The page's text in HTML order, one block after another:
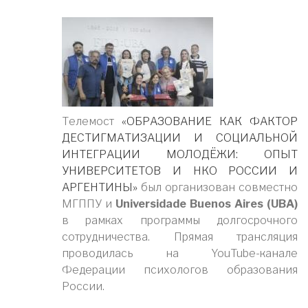
Телемост «ОБРАЗОВАНИЕ КАК ФАКТОР
ДЕСТИГМАТИЗАЦИИ И СОЦИАЛЬНОЙ
ИНТЕГРАЦИИ МОЛОДЁЖИ: ОПЫТ
УНИВЕРСИТЕТОВ И НКО РОССИИ И
АРГЕНТИНЫ» был организован совместно
МГППУ и Universidade Buenos Aires (UBA)
в рамках программы долгосрочного
сотрудничества. Прямая трансляция
проводилась на YouTube-канале
Федерации психологов образования
России.